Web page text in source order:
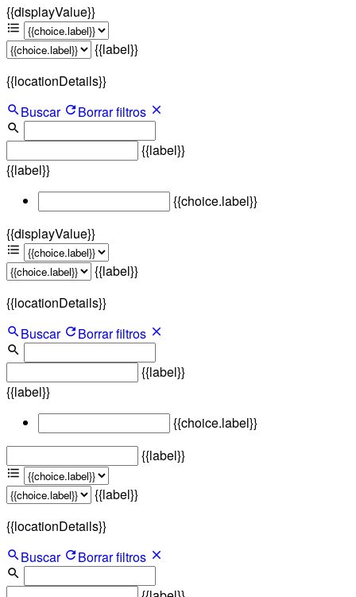
{{displayValue}}
{{label}}
{{locationDetails}}
Buscar
Borrar filtros
{{label}}
{{label}}
{{choice.label}}
{{displayValue}}
{{label}}
{{locationDetails}}
Buscar
Borrar filtros
{{label}}
{{label}}
{{choice.label}}
{{label}}
{{label}}
{{locationDetails}}
Buscar
Borrar filtros